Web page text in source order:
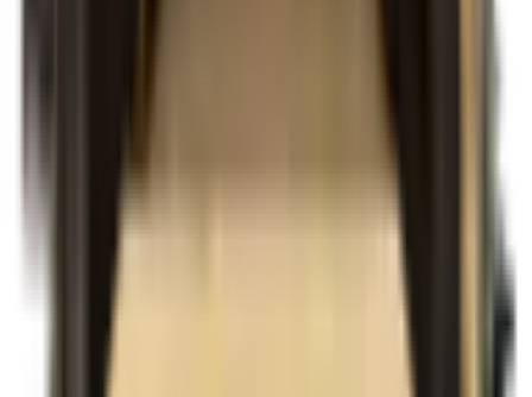
Panneau collé